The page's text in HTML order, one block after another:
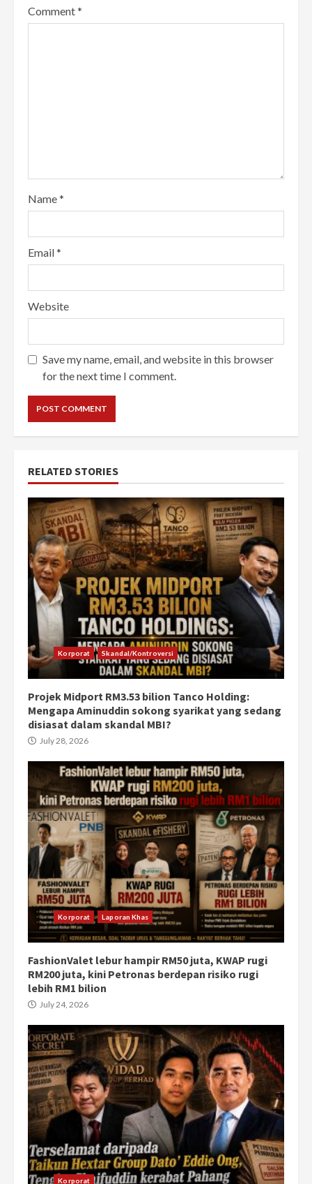
Comment*
Name*
Email*
Website
Save my name, email, and website in this browser
for the next time I comment.
RELATED STORIES
Korporat Skandal/Kontroversi
Projek Midport RM3.53 bilion Tanco Holding:
Mengapa Aminuddin sokong syarikat yang sedang
disiasat dalam skandal MBI?
July 28, 2026
Korporat Laporan Khas
FashionValet lebur hampir RM50 juta, KWAP rugi
RM200 juta, kini Petronas berdepan risiko rugi
lebih RM1 bilion
July 24, 2026
Korporat